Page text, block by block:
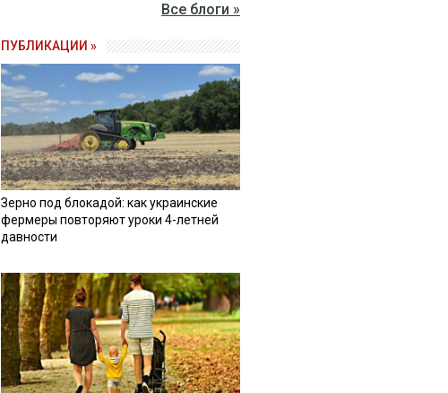
Все блоги »
ПУБЛИКАЦИИ »
Зерно под блокадой: как украинские
фермеры повторяют уроки 4-летней
давности